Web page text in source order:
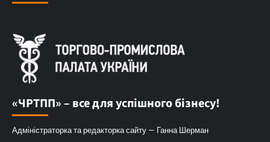
«ЧРТПП» – все для успішного бізнесу!
Адміністраторка та редакторка сайту — Ганна Шерман